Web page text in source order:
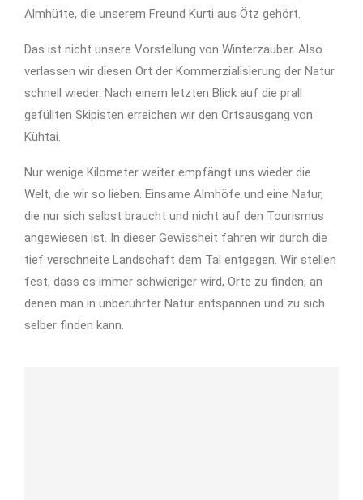
Almhütte, die unserem Freund Kurti aus Ötz gehört.
Das ist nicht unsere Vorstellung von Winterzauber. Also
verlassen wir diesen Ort der Kommerzialisierung der Natur
schnell wieder. Nach einem letzten Blick auf die prall
gefüllten Skipisten erreichen wir den Ortsausgang von
Kühtai.
Nur wenige Kilometer weiter empfängt uns wieder die
Welt, die wir so lieben. Einsame Almhöfe und eine Natur,
die nur sich selbst braucht und nicht auf den Tourismus
angewiesen ist. In dieser Gewissheit fahren wir durch die
tief verschneite Landschaft dem Tal entgegen. Wir stellen
fest, dass es immer schwieriger wird, Orte zu finden, an
denen man in unberührter Natur entspannen und zu sich
selber finden kann.